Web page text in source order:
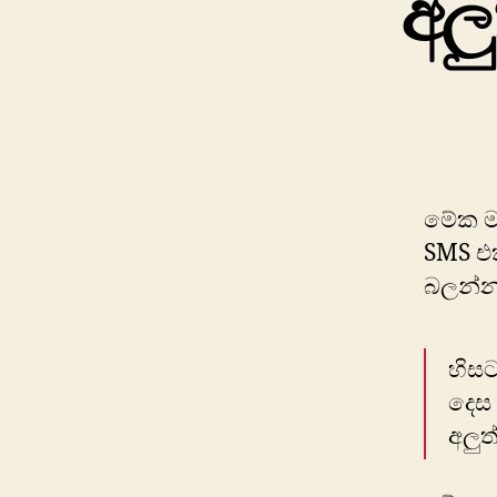
මේක
SMS